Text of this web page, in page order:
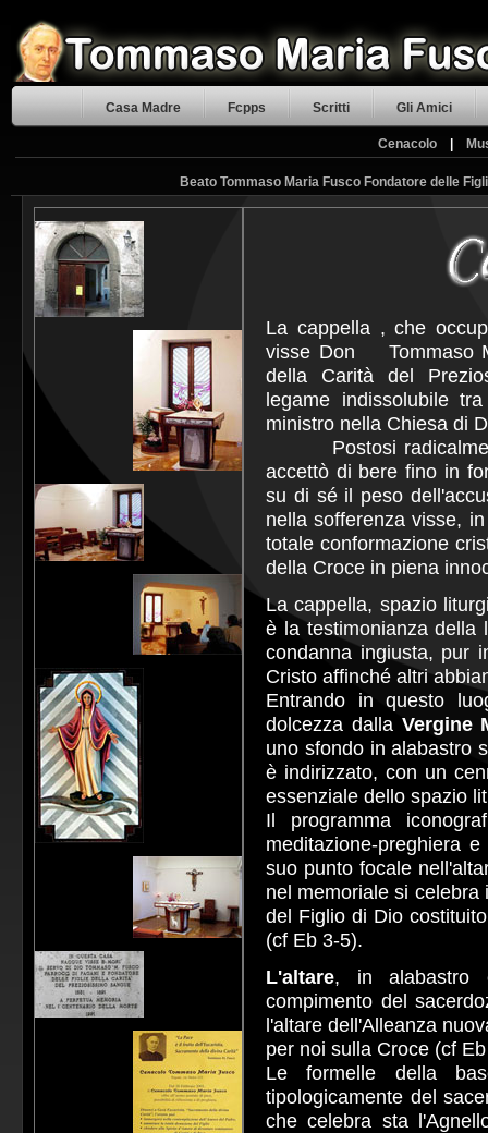
Casa Madre Fcpps Scritti Gli Amici
Cenacolo|
Beato Tommaso Maria Fusco Fondatore delle
La cappella , che
visse Don Tommaso
della Carità del
legame indissolubile
ministro nella Chiesa di
Postosi
accettò di bere fino in
su di sé il peso
nella sofferenza visse,
totale conformazione
della Croce in piena
La cappella, spazio
è la testimonianza della
condanna ingiusta, pur
Cristo affinché altri
Entrando in questo
dolcezza dalla Vergine
uno sfondo in alabastro
è indirizzato, con un
essenziale dello spazio
Il programma
meditazione-preghiera
suo punto focale
nel memoriale si
del Figlio di Dio
(cf Eb 3-5).
L'altare, in alabastro
compimento del
l'altare dell'Alleanza
per noi sulla Croce (cf
Le formelle della
tipologicamente del
che celebra sta